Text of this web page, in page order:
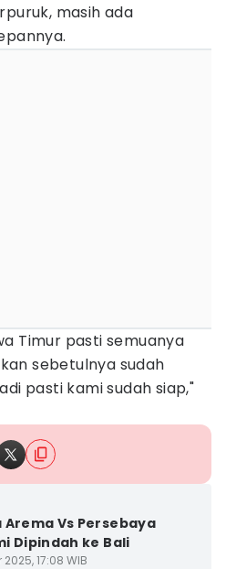
masih ada
Timur pasti semuanya
sebetulnya sudah
pasti kami sudah siap,"
Arema Vs Persebaya
Dipindah ke Bali
2025, 17:08 WIB